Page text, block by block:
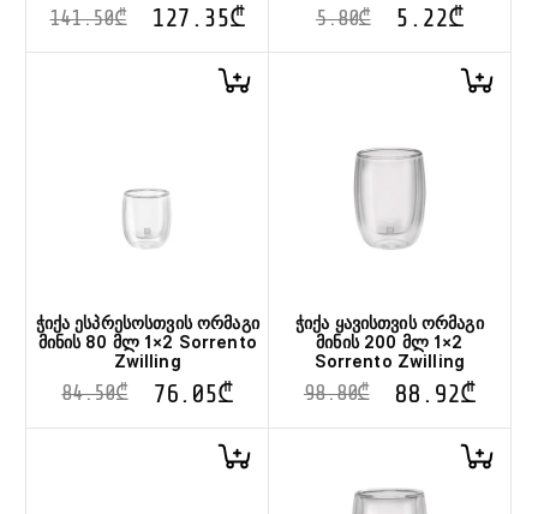
141.50₾ 127.35₾ 5.80₾ 5.22₾
ჭიქა ესპრესოსთვის ორმაგი
მინის 80 მლ 1×2 Sorrento
Zwilling
84.50₾ 76.05₾
ჭიქა ყავისთვის ორმაგი
მინის 200 მლ 1×2
Sorrento Zwilling
98.80₾ 88.92₾